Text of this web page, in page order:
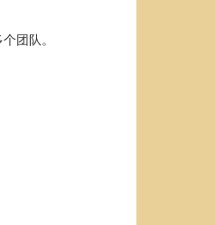
团队。